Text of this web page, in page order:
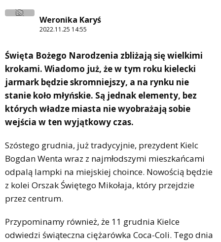
Weronika Karyś
2022.11.25 14:55
Święta Bożego Narodzenia zbliżają się wielkimi
krokami. Wiadomo już, że w tym roku kielecki
jarmark będzie skromniejszy, a na rynku nie
stanie koło młyńskie. Są jednak elementy, bez
których władze miasta nie wyobrażają sobie
wejścia w ten wyjątkowy czas.
Szóstego grudnia, już tradycyjnie, prezydent Kielc
Bogdan Wenta wraz z najmłodszymi mieszkańcami
odpalą lampki na miejskiej choince. Nowością będzie
z kolei Orszak Świętego Mikołaja, który przejdzie
przez centrum.
Przypominamy również, że 11 grudnia Kielce
odwiedzi świąteczna ciężarówka Coca-Coli. Tego dnia